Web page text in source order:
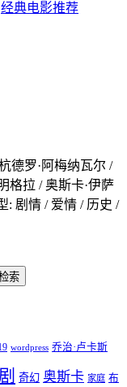
经典电影推荐
德罗·阿梅纳瓦尔 /
格拉 / 奥斯卡·伊萨
: 剧情 / 爱情 / 历史 /
索
wordpress 乔治·卢卡斯
奇幻 奥斯卡 家庭 布